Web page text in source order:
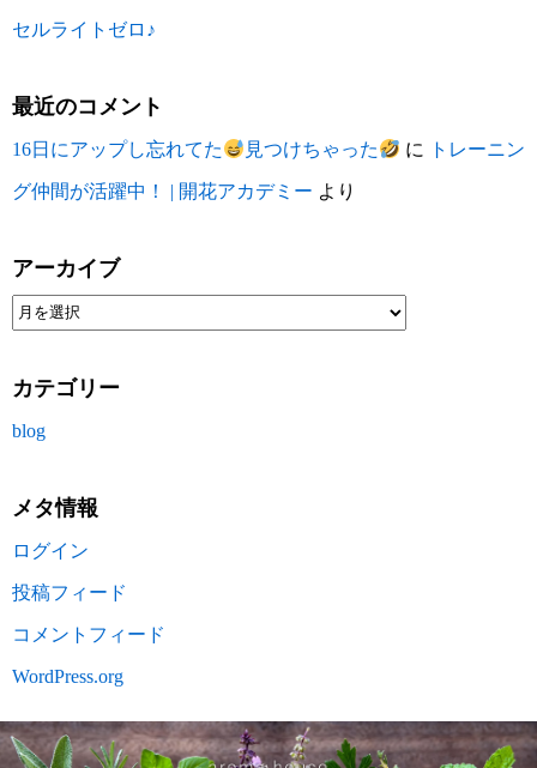
セルライトゼロ♪
最近のコメント
16日にアップし忘れてた 見つけちゃった に トレーニン
グ仲間が活躍中！ | 開花アカデミー より
アーカイブ
カテゴリー
blog
メタ情報
ログイン
投稿フィード
コメントフィード
WordPress.org